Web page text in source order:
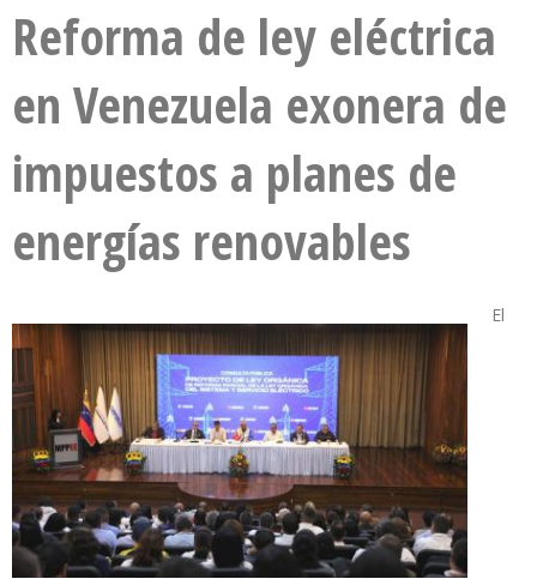
Reforma de ley eléctrica
en Venezuela exonera de
impuestos a planes de
energías renovables
El